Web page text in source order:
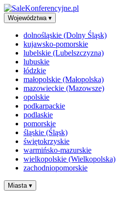
Województwa ▾
dolnośląskie (Dolny Śląsk)
kujawsko-pomorskie
lubelskie (Lubelszczyzna)
lubuskie
łódzkie
małopolskie (Małopolska)
mazowieckie (Mazowsze)
opolskie
podkarpackie
podlaskie
pomorskie
śląskie (Śląsk)
świętokrzyskie
warmińsko-mazurskie
wielkopolskie (Wielkopolska)
zachodniopomorskie
Miasta ▾